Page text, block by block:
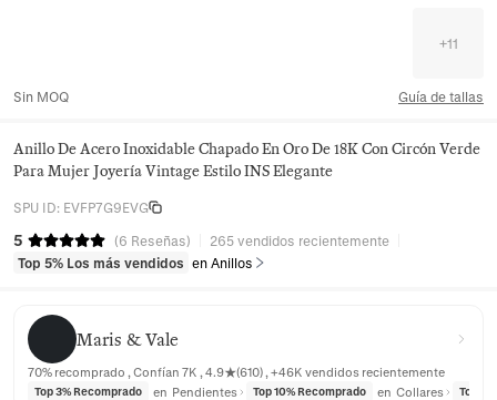
+11
Sin MOQ Guía de tallas
Anillo De Acero Inoxidable Chapado En Oro De 18K Con Circón Verde
Para Mujer Joyería Vintage Estilo INS Elegante
SPU ID: EVFP7G9EVG
5 (6 Reseñas)
265 vendidos recientemente
Top 5% Los más vendidos en Anillos
Maris & Vale
Maris & Vale
70% recomprado , Confían 7K , 4.9★(610) , +46K vendidos recientemente
Top 3% Recomprado en Pendientes Top 10% Recomprado en Collares Top